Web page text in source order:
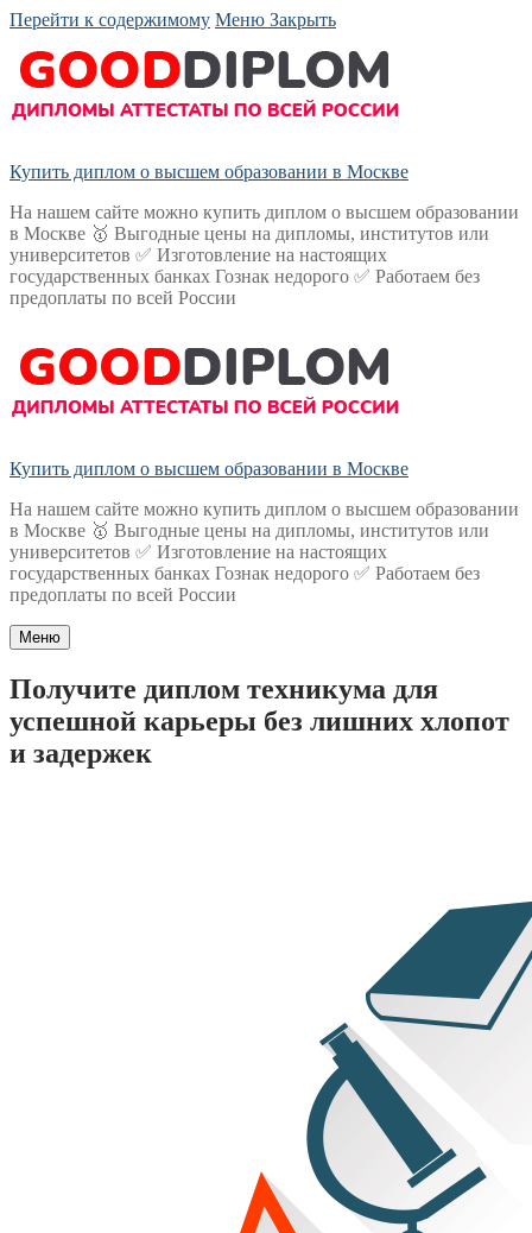
Перейти к содержимому Меню Закрыть
Купить диплом о высшем образовании в Москве
На нашем сайте можно купить диплом о высшем образовании
в Москве 🥇 Выгодные цены на дипломы, институтов или
университетов ✅ Изготовление на настоящих
государственных банках Гознак недорого ✅ Работаем без
предоплаты по всей России
Купить диплом о высшем образовании в Москве
На нашем сайте можно купить диплом о высшем образовании
в Москве 🥇 Выгодные цены на дипломы, институтов или
университетов ✅ Изготовление на настоящих
государственных банках Гознак недорого ✅ Работаем без
предоплаты по всей России
Меню
Получите диплом техникума для
успешной карьеры без лишних хлопот
и задержек